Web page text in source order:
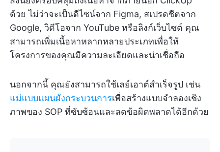
ด้วย ไม่ว่าจะเป็นดีไซน์จาก Figma, สเปรดชีตจาก
Google, วิดีโอจาก YouTube หรือลิงก์เว็บไซต์ คุณ
สามารถเพิ่มเนื้อหาหลากหลายประเภทเพื่อให้
โครงการของคุณมีความละเอียดและน่าเชื่อถือ
นอกจากนี้ คุณยังสามารถใช้เลย์เอาต์สำเร็จรูป เช่น
แม่แบบแผนผังกระบวนการเพื่อสร้างแบบจำลองเชิง
ภาพของ SOP ที่ซับซ้อนและลดข้อผิดพลาดได้อีกด้วย